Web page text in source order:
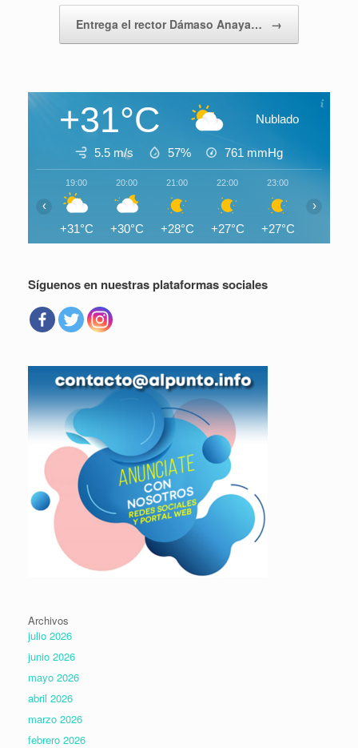
Entrega el rector Dámaso Anaya… →
+31°C Nublado
5.5 m/s 57% 761 mmHg
19:00
+31°C
20:00
+30°C
21:00
+28°C
22:00
+27°C
23:00
+27°C
‹ ›
Síguenos en nuestras plataformas sociales
Archivos
julio 2026
junio 2026
mayo 2026
abril 2026
marzo 2026
febrero 2026